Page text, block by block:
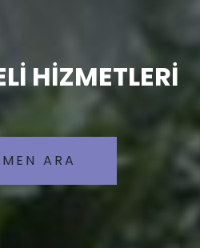
HİZMETLERİ
ARA